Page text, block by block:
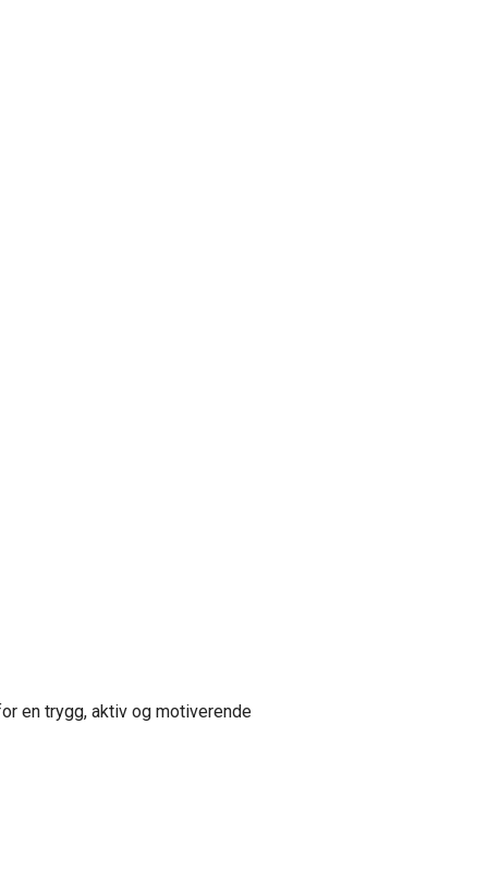
en trygg, aktiv og motiverende